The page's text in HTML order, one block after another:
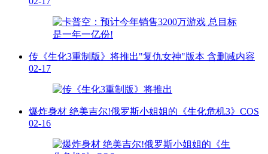
传《生化3重制版》将推出"复仇女神"版本 含删减内容
02-17
爆炸身材 绝美吉尔!俄罗斯小姐姐的《生化危机3》COS
02-16